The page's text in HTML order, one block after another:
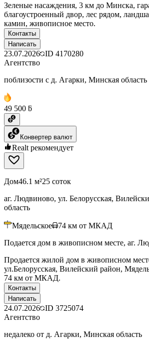
Зеленые насаждения, 3 км до Минска,
благоустроенный двор, лес рядом,
камин, живописное место.
Контакты
Написать
23.07.2026 ID 4170280
Агентство
поблизости с д. Агарки, Минская область
49 500 ƃ
Конвертер валют
Realt рекомендует
Дом46.1 м²25 соток
аг. Людвиново, ул. Белорусская,
область
Мядельское 74 км от МКАД
Подается дом в живописном месте, аг.
Продается жилой дом в живописном
ул.Белорусская, Вилейский район,
74 км от МКАД.
Контакты
Написать
24.07.2026 ID 3725074
Агентство
недалеко от д. Агарки, Минская область